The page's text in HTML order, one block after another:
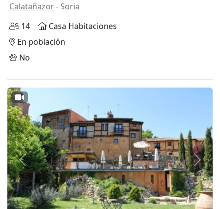
Calatañazor- Soria
14
Casa Habitaciones
En población
No
Anterior